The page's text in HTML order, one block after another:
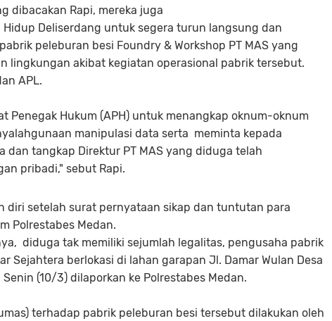
dibacakan Rapi, mereka juga
Deliserdang untuk segera turun langsung dan
peleburan besi Foundry & Workshop PT MAS yang
lingkungan akibat kegiatan operasional pabrik tersebut.
APL.
Penegak Hukum (APH) untuk menangkap oknum-oknum
manipulasi data serta meminta kepada
dan tangkap Direktur PT MAS yang diduga telah
pribadi," sebut Rapi.
diri setelah surat pernyataan sikap dan tuntutan para
Polrestabes Medan.
diduga tak memiliki sejumlah legalitas, pengusaha pabrik
Sejahtera berlokasi di lahan garapan Jl. Damar Wulan Desa
(10/3) dilaporkan ke Polrestabes Medan.
terhadap pabrik peleburan besi tersebut dilakukan oleh